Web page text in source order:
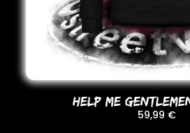
HELP ME
59,99 €